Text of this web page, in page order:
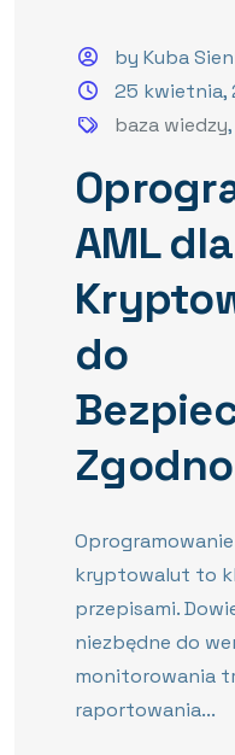
by Kuba
25 kwietnia,
baza wiedzy
AML
do
kryptowalut to
przepisami.
niezbędne do
monitorowania
raportowania...